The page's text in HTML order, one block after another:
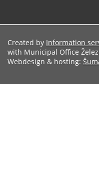
Created by Information
with Municipal Office
Webdesign & hosting: